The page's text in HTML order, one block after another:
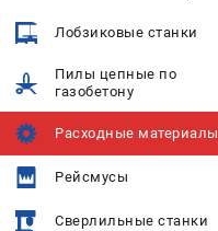
Лобзиковые станки
Пилы цепные по
газобетону
Расходные материалы
Рейсмусы
Сверлильные станки